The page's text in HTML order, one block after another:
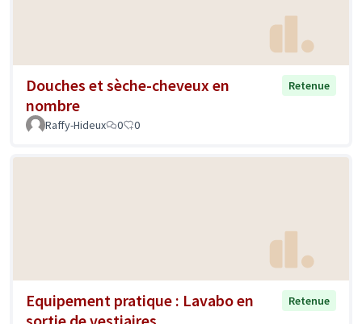
Douches et sèche-cheveux en
nombre
Retenue
Raffy-Hideux 0 0
Equipement pratique : Lavabo en
Retenue